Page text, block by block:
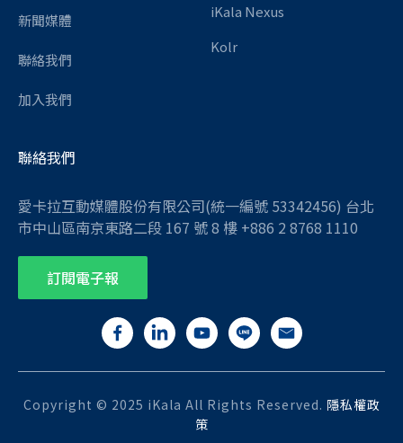
新聞媒體
聯絡我們
加入我們
iKala Nexus
Kolr
聯絡我們
愛卡拉互動媒體股份有限公司(統一編號 53342456) 台北
市中山區南京東路二段 167 號 8 樓 +886 2 8768 1110
訂閱電子報
Copyright © 2025 iKala All Rights Reserved. 隱私權政
策